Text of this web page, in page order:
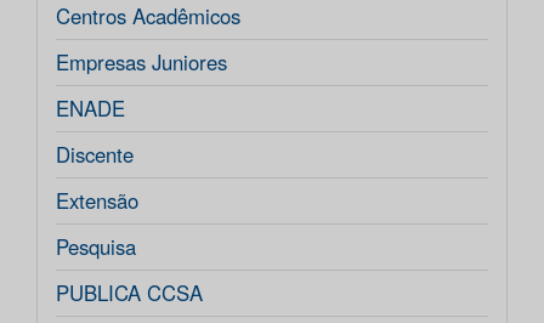
Centros Acadêmicos
Empresas Juniores
ENADE
Discente
Extensão
Pesquisa
PUBLICA CCSA